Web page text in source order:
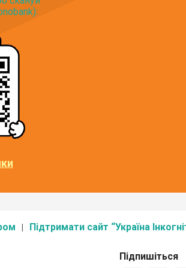
Підтримати сайт “Україна
Підпишіться